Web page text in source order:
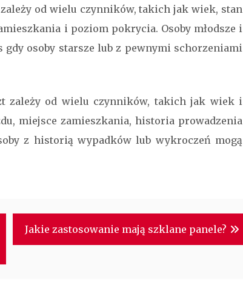
od wielu czynników, takich jak wiek, stan
i poziom pokrycia. Osoby młodsze i
gdy osoby starsze lub z pewnymi schorzeniami
zależy od wielu czynników, takich jak wiek i
miejsce zamieszkania, historia prowadzenia
z historią wypadków lub wykroczeń mogą
Jakie zastosowanie mają szklane panele?